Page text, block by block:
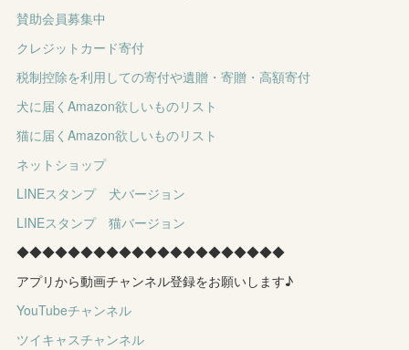
賛助会員募集中
クレジットカード寄付
税制控除を利用しての寄付や遺贈・寄贈・高額寄付
犬に届くAmazon欲しいものリスト
猫に届くAmazon欲しいものリスト
ネットショップ
LINEスタンプ 犬バージョン
LINEスタンプ 猫バージョン
◆◆◆◆◆◆◆◆◆◆◆◆◆◆◆◆◆◆◆◆◆
アプリから動画チャンネル登録をお願いします♪
YouTubeチャンネル
ツイキャスチャンネル